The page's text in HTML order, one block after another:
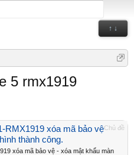
↑ ↓
5 rmx1919
Chủ đề
RMX1919 xóa mã bảo vệ
thành công.
xóa mã bảo vệ - xóa mật khẩu màn